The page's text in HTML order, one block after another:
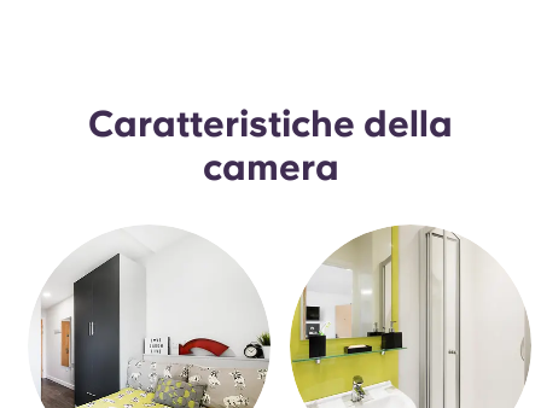
Caratteristiche della
camera